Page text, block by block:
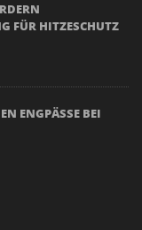
FÜR HITZESCHUTZ
ENGPÄSSE BEI